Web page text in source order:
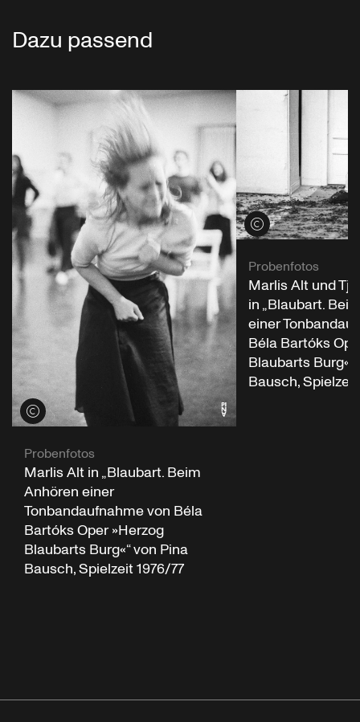
Dazu passend
Credits öffnen
Probenfotos
Marlis Alt in „Blaubart. Beim
Anhören einer
Tonbandaufnahme von Béla
Bartóks Oper »Herzog
Blaubarts Burg«“ von Pina
Bausch, Spielzeit 1976/77
Credits öffnen
Probenfotos
Marlis Alt und
in „Blaubart.
einer
Béla Bartóks
Blaubarts Burg«“
Bausch, Spielzeit